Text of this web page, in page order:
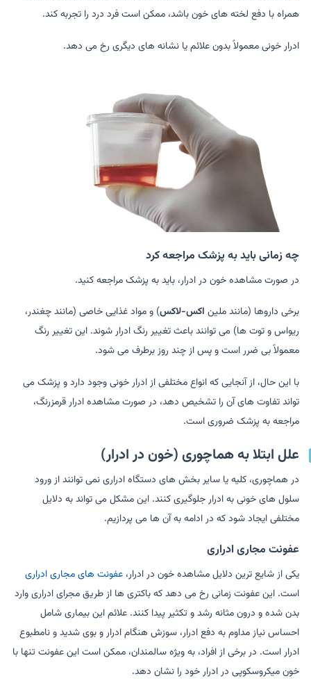
همراه با دفع لخته های خون باشد، ممکن است فرد درد را تجربه کند.
ادرار خونی معمولاً بدون علائم یا نشانه های دیگری رخ می دهد.
چه زمانی باید به پزشک مراجعه کرد
در صورت مشاهده خون در ادرار، باید به پزشک مراجعه کنید.
برخی داروها (مانند ملین اکس-لاکس) و مواد غذایی خاصی (مانند چغندر،
ریواس و توت ها) می توانند باعث تغییر رنگ ادرار شوند. این تغییر رنگ
معمولاً بی ضرر است و پس از چند روز برطرف می شود.
با این حال، از آنجایی که انواع مختلفی از ادرار خونی وجود دارد و پزشک می
تواند تفاوت های آن را تشخیص دهد، در صورت مشاهده ادرار قرمزرنگ،
مراجعه به پزشک ضروری است.
علل ابتلا به هماچوری (خون در ادرار)
در هماچوری، کلیه یا سایر بخش های دستگاه ادراری نمی توانند از ورود
سلول های خونی به ادرار جلوگیری کنند. این مشکل می تواند به دلایل
مختلفی ایجاد شود که در ادامه به آن ها می پردازیم.
عفونت مجاری ادراری
یکی از شایع ترین دلایل مشاهده خون در ادرار،عفونت های مجاری ادراری
است. این عفونت زمانی رخ می دهد که باکتری ها از طریق مجرای ادراری وارد
بدن شده و درون مثانه رشد و تکثیر پیدا کنند. علائم این بیماری شامل
احساس نیاز مداوم به دفع ادرار، سوزش هنگام ادرار و بوی شدید و نامطبوع
ادرار است. در برخی از افراد، به ویژه سالمندان، ممکن است این عفونت تنها با
خون میکروسکوپی در ادرار خود را نشان دهد.